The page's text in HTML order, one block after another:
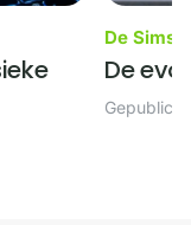
De Sims 1
De